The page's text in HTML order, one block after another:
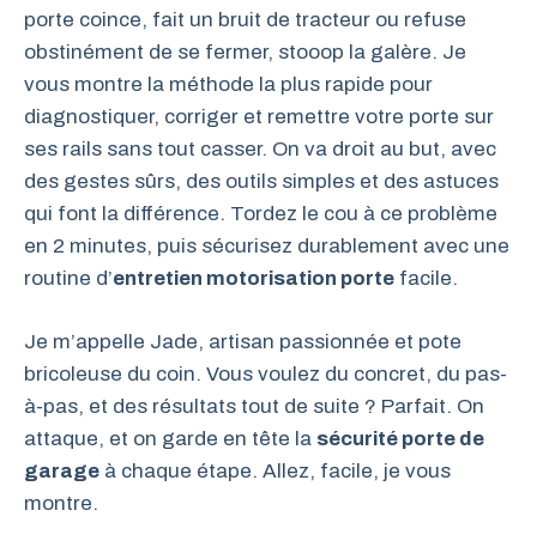
porte coince, fait un bruit de tracteur ou refuse
obstinément de se fermer, stooop la galère. Je
vous montre la méthode la plus rapide pour
diagnostiquer, corriger et remettre votre porte sur
ses rails sans tout casser. On va droit au but, avec
des gestes sûrs, des outils simples et des astuces
qui font la différence. Tordez le cou à ce problème
en 2 minutes, puis sécurisez durablement avec une
routine d’entretien motorisation porte facile.
Je m’appelle Jade, artisan passionnée et pote
bricoleuse du coin. Vous voulez du concret, du pas-
à-pas, et des résultats tout de suite ? Parfait. On
attaque, et on garde en tête la sécurité porte de
garage à chaque étape. Allez, facile, je vous
montre.